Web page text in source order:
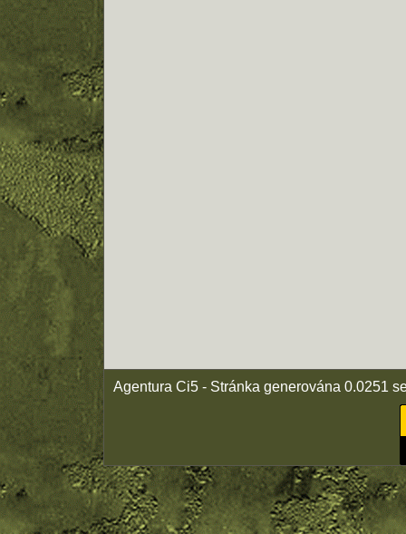
Agentura Ci5 - Stránka generována 0.0251